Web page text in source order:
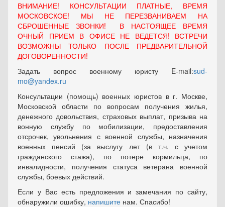
ВНИМАНИЕ! КОНСУЛЬТАЦИИ ПЛАТНЫЕ, ВРЕМЯ
МОСКОВСКОЕ! МЫ НЕ ПЕРЕЗВАНИВАЕМ НА
СБРОШЕННЫЕ ЗВОНКИ! В НАСТОЯЩЕЕ ВРЕМЯ
ОЧНЫЙ ПРИЕМ В ОФИСЕ НЕ ВЕДЕТСЯ! ВСТРЕЧИ
ВОЗМОЖНЫ ТОЛЬКО ПОСЛЕ ПРЕДВАРИТЕЛЬНОЙ
ДОГОВОРЕННОСТИ!
Задать вопрос военному юристу E-mail:sud-
mo@yandex.ru
Консультации (помощь) военных юристов в г. Москве,
Московской области по вопросам получения жилья,
денежного довольствия, страховых выплат, призыва на
вонную службу по мобилизации, предоставления
отсрочек, увольнения с военной службы, назначения
военных пенсий (за выслугу лет (в т.ч. с учетом
гражданского стажа), по потере кормильца, по
инвалидности, получения статуса ветерана военной
службы, боевых действий.
Если у Вас есть предложения и замечания по сайту,
обнаружили ошибку, напишите нам. Спасибо!